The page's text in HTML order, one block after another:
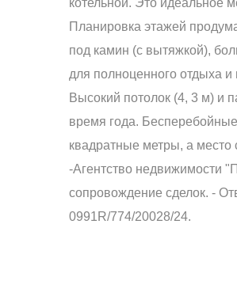
котельной. Это идеальное
Планировка этажей
под камин (с вытяжкой),
для полноценного отдыха
Высокий потолок (4, 3 м) и
время года.
квадратные метры, а место
-Агентство недвижимости
сопровождение сделок. -
0991R/774/20028/24.